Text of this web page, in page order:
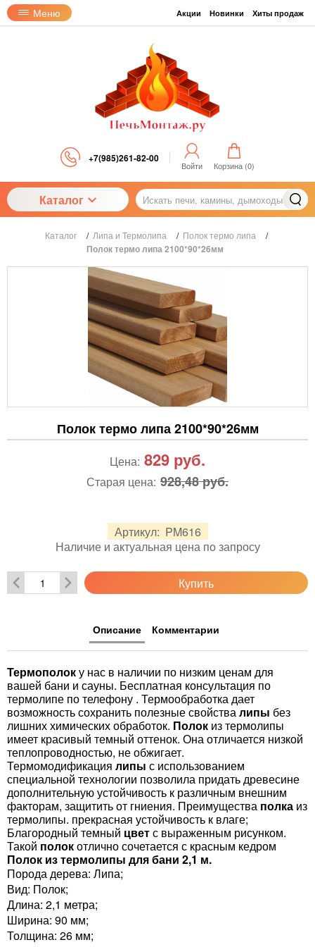
Меню Акции Новинки Хиты продаж
+7(985)261-82-00
Войти Корзина (0)
Каталог
Каталог / Липа и Термолипа / Полок термо липа /
Полок термо липа 2100*90*26мм
Полок термо липа 2100*90*26мм
Артикул: PM616
Наличие и актуальная цена по запросу
Цена: 829 руб.
Старая цена: 928,48 руб.
Купить
Описание Комментарии
Термополоку нас в наличии по низким ценам для
вашей бани и сауны. Бесплатная консультация по
термолипе по телефону . Термообработка дает
возможность сохранить полезные свойствалипы без
лишних химических обработок. Полок из термолипы
имеет красивый темный оттенок. Она отличается низкой
теплопроводностью, не обжигает.
Термомодификация липы с использованием
специальной технологии позволила придать древесине
дополнительную устойчивость к различным внешним
факторам, защитить от гниения. Преимущества полка из
термолипы. прекрасная устойчивость к влаге;
Благородный темный цветс выраженным рисунком.
Такой полокотлично сочетается с красным кедром
Полок из термолипы для бани 2,1 м.
Порода дерева: Липа;
Вид: Полок;
Длина: 2,1 метра;
Ширина: 90 мм;
Толщина: 26 мм;